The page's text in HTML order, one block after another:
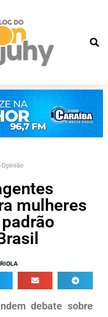
Opinião
mulheres
debate sobre